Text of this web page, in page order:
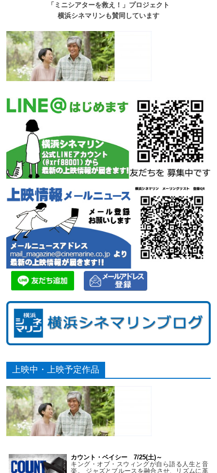
「ミニシアターを救え！」プロジェクト
横浜シネマリンも賛同しています
上映中・上映予定作品
カウント・ベイシー 7/25(土)～
キング・オブ・スウィングが自ら語る人生と音
楽。 ジャズとブルースを融合させ、リズムに革